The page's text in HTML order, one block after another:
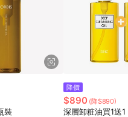
裝
降價
$890 (降$890)
深層卸粧油買1送1